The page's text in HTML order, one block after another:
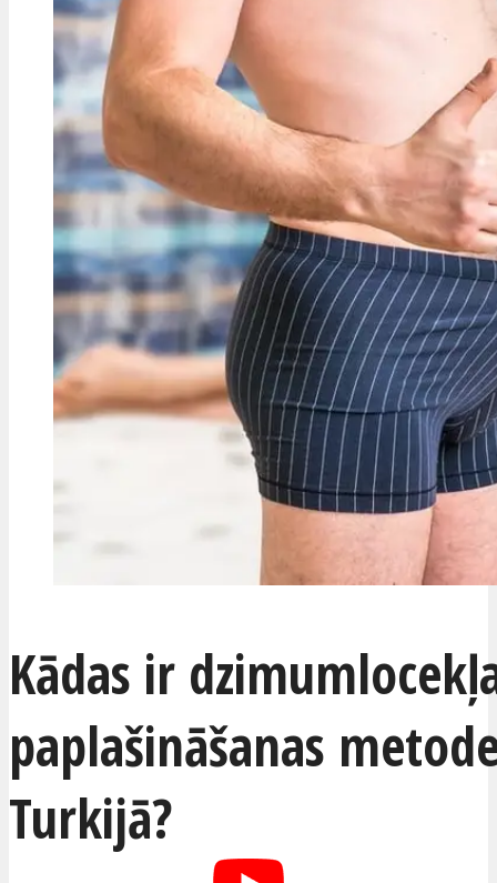
Kādas ir
paplašināšanas
Turkijā?